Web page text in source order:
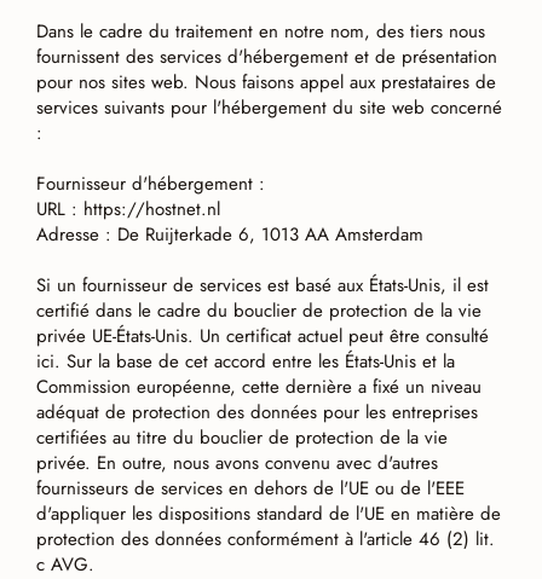
Dans le cadre du traitement en notre nom, des tiers nous
fournissent des services d'hébergement et de présentation
pour nos sites web. Nous faisons appel aux prestataires de
services suivants pour l'hébergement du site web concerné
:
Fournisseur d'hébergement :
URL : https://hostnet.nl
Adresse : De Ruijterkade 6, 1013 AA Amsterdam
Si un fournisseur de services est basé aux États-Unis, il est
certifié dans le cadre du bouclier de protection de la vie
privée UE-États-Unis. Un certificat actuel peut être consulté
ici. Sur la base de cet accord entre les États-Unis et la
Commission européenne, cette dernière a fixé un niveau
adéquat de protection des données pour les entreprises
certifiées au titre du bouclier de protection de la vie
privée. En outre, nous avons convenu avec d'autres
fournisseurs de services en dehors de l'UE ou de l'EEE
d'appliquer les dispositions standard de l'UE en matière de
protection des données conformément à l'article 46 (2) lit.
c AVG.